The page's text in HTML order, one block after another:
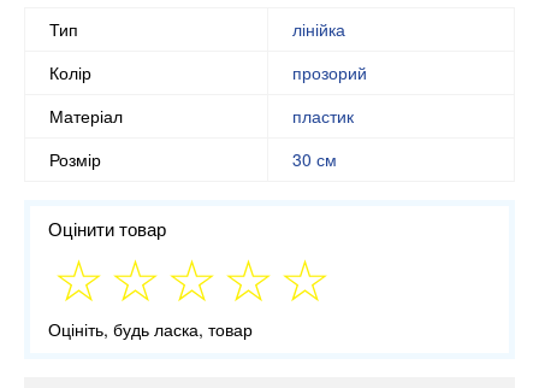
Тип
лінійка
Колір
прозорий
Матеріал
пластик
Розмір
30 см
Оцінити товар
Оцініть, будь ласка, товар